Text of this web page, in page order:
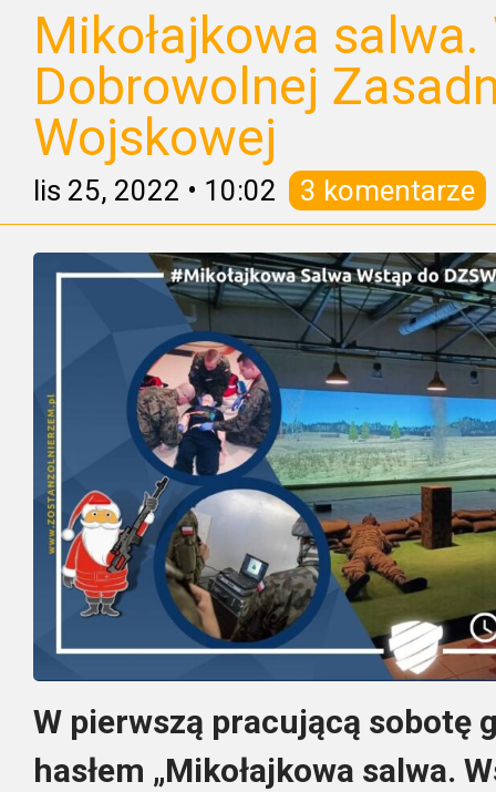
Mikołajkowa
Dobrowolnej
Wojskowej
lis 25, 2022 • 10:02 3 komentarze
W pierwszą pracującą sobotę
hasłem „Mikołajkowa salwa.